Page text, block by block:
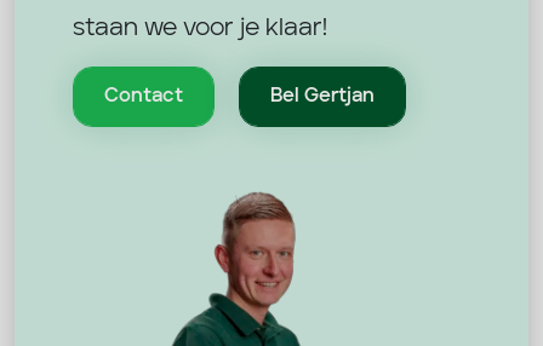
staan we voor je klaar!
Contact Bel Gertjan